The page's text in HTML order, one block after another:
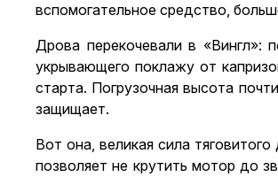
вспомогательное средство,
Дрова перекочевали в «Вингл»:
укрывающего поклажу от
старта. Погрузочная высота
защищает.
Вот она, великая сила
позволяет не крутить мотор до